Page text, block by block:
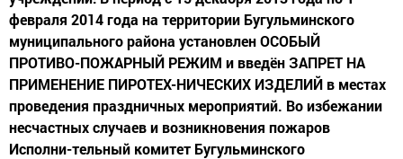
февраля 2014 года на территории Бугульминского
муниципального района установлен ОСОБЫЙ
ПРОТИВО-ПОЖАРНЫЙ РЕЖИМ и введён ЗАПРЕТ НА
ПРИМЕНЕНИЕ ПИРОТЕХ-НИЧЕСКИХ ИЗДЕЛИЙ в местах
проведения праздничных мероприятий. Во избежании
несчастных случаев и возникновения пожаров
Исполни-тельный комитет Бугульминского